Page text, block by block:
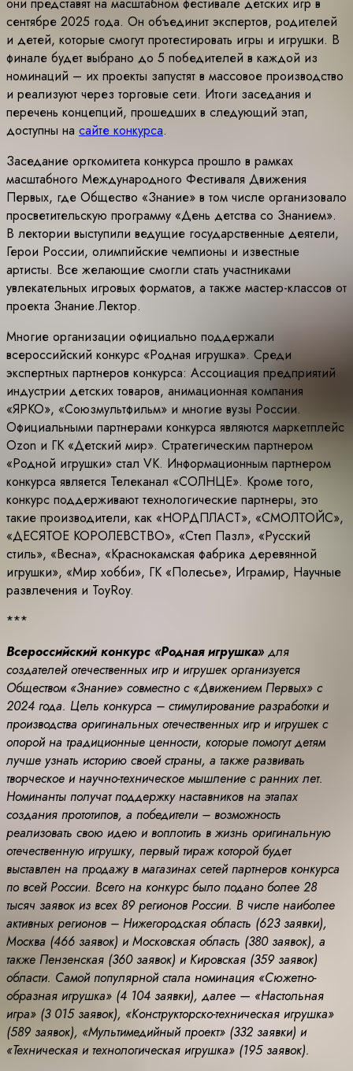
они представят на масштабном фестивале детских игр в
сентябре 2025 года. Он объединит экспертов, родителей
и детей, которые смогут протестировать игры и игрушки. В
финале будет выбрано до 5 победителей в каждой из
номинаций – их проекты запустят в массовое производство
и реализуют через торговые сети. Итоги заседания и
перечень концепций, прошедших в следующий этап,
доступны на сайте конкурса.
Заседание оргкомитета конкурса прошло в рамках
масштабного Международного Фестиваля Движения
Первых, где Общество «Знание» в том числе организовало
просветительскую программу «День детства со Знанием».
В лектории выступили ведущие государственные деятели,
Герои России, олимпийские чемпионы и известные
артисты. Все желающие смогли стать участниками
увлекательных игровых форматов, а также мастер-классов от
проекта Знание.Лектор.
Многие организации официально поддержали
всероссийский конкурс «Родная игрушка». Среди
экспертных партнеров конкурса: Ассоциация предприятий
индустрии детских товаров, анимационная компания
«ЯРКО», «Союзмультфильм» и многие вузы России.
Официальными партнерами конкурса являются маркетплейс
Ozon и ГК «Детский мир». Стратегическим партнером
«Родной игрушки» стал VK. Информационным партнером
конкурса является Телеканал «СОЛНЦЕ». Кроме того,
конкурс поддерживают технологические партнеры, это
такие производители, как «НОРДПЛАСТ», «СМОЛТОЙС»,
«ДЕСЯТОЕ КОРОЛЕВСТВО», «Степ Пазл», «Русский
стиль», «Весна», «Краснокамская фабрика деревянной
игрушки», «Мир хобби», ГК «Полесье», Играмир, Научные
развлечения и ToyRoy.
***
Всероссийский конкурс «Родная игрушка» для
создателей отечественных игр и игрушек организуется
Обществом «Знание» совместно с «Движением Первых» с
2024 года. Цель конкурса – стимулирование разработки и
производства оригинальных отечественных игр и игрушек с
опорой на традиционные ценности, которые помогут детям
лучше узнать историю своей страны, а также развивать
творческое и научно-техническое мышление с ранних лет.
Номинанты получат поддержку наставников на этапах
создания прототипов, а победители – возможность
реализовать свою идею и воплотить в жизнь оригинальную
отечественную игрушку, первый тираж которой будет
выставлен на продажу в магазинах сетей партнеров конкурса
по всей России. Всего на конкурс было подано более 28
тысяч заявок из всех 89 регионов России. В числе наиболее
активных регионов – Нижегородская область (623 заявки),
Москва (466 заявок) и Московская область (380 заявок), а
также Пензенская (360 заявок) и Кировская (359 заявок)
области. Самой популярной стала номинация «Сюжетно-
образная игрушка» (4 104 заявки), далее — «Настольная
игра» (3 015 заявок), «Конструкторско-техническая игрушка»
(589 заявок), «Мультимедийный проект» (332 заявки) и
«Техническая и технологическая игрушка» (195 заявок).